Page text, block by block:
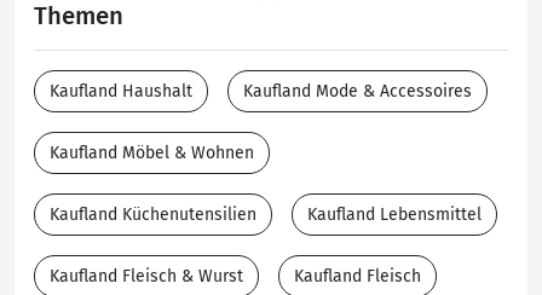
Themen
Kaufland Haushalt Kaufland Mode & Accessoires
Kaufland Möbel & Wohnen
Kaufland Küchenutensilien Kaufland Lebensmittel
Kaufland Fleisch & Wurst Kaufland Fleisch